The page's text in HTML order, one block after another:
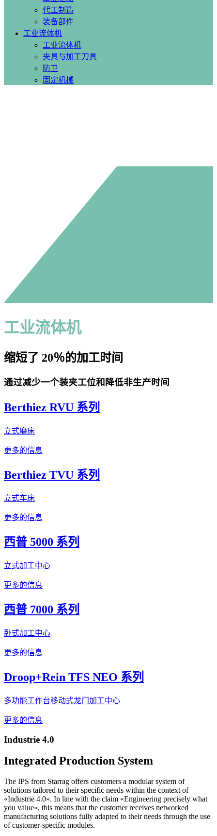
代工制造
装备部件
工业流体机
工业流体机
夹具与加工刀具
防卫
固定机械
工业流体机
缩短了 20％的加工时间
通过减少一个装夹工位和降低非生产时间
Berthiez RVU 系列
立式磨床
更多的信息
Berthiez TVU 系列
立式车床
更多的信息
西普 5000 系列
立式加工中心
更多的信息
西普 7000 系列
卧式加工中心
更多的信息
Droop+Rein TFS NEO 系列
多功能工作台移动式龙门加工中心
更多的信息
Industrie 4.0
Integrated Production System
The IPS from Starrag offers customers a modular system of
solutions tailored to their specific needs within the context of
«Industrie 4.0». In line with the claim «Engineering precisely what
you value», this means that the customer receives networked
manufacturing solutions fully adapted to their needs through the use
of customer-specific modules.